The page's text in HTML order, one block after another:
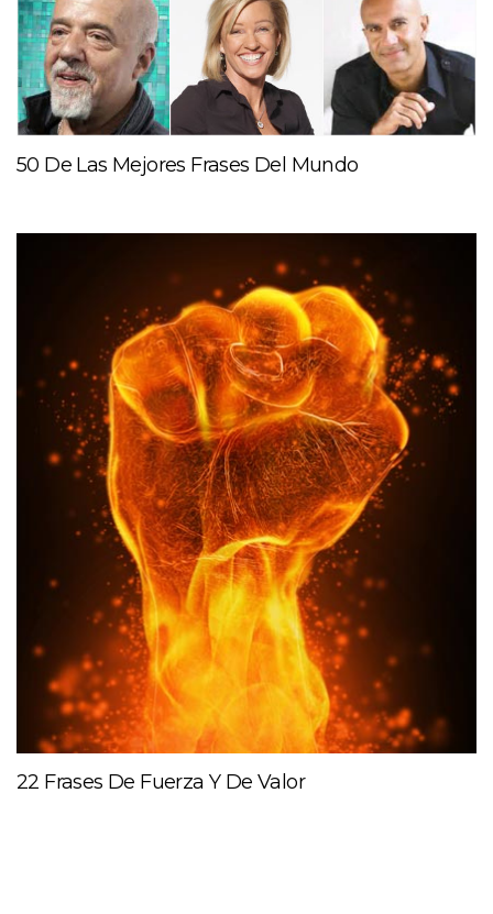
50 De Las Mejores Frases Del Mundo
22 Frases De Fuerza Y De Valor